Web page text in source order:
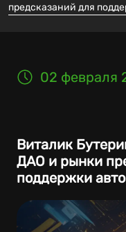
предсказаний для
02 февраля
Виталик
ДАО и рынки
поддержки